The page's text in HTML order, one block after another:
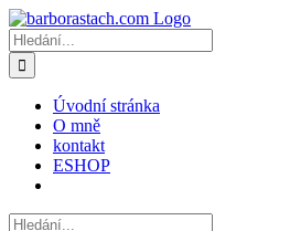
Přeskočit
na
obsah
Hledat:
Úvodní stránka
O mně
kontakt
ESHOP
Hledat: